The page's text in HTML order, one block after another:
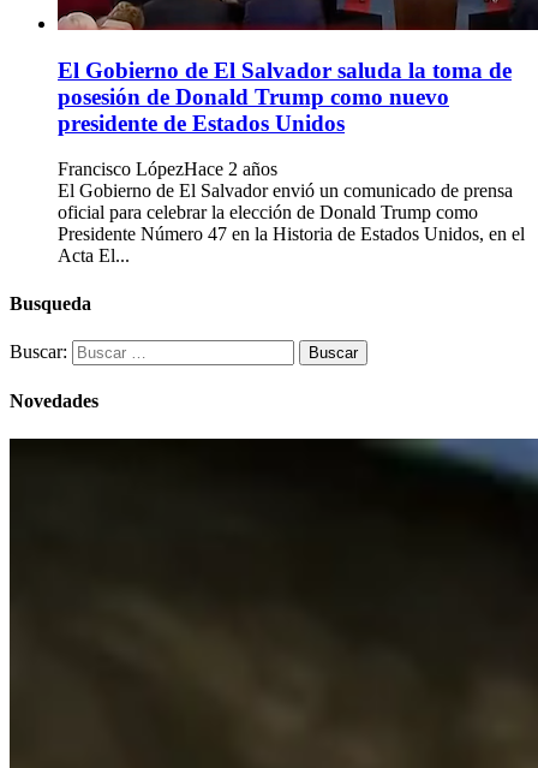
El Gobierno de El Salvador saluda la toma de
posesión de Donald Trump como nuevo
presidente de Estados Unidos
Francisco LópezHace 2 años
El Gobierno de El Salvador envió un comunicado de prensa
oficial para celebrar la elección de Donald Trump como
Presidente Número 47 en la Historia de Estados Unidos, en el
Acta El...
Busqueda
Buscar:
Novedades